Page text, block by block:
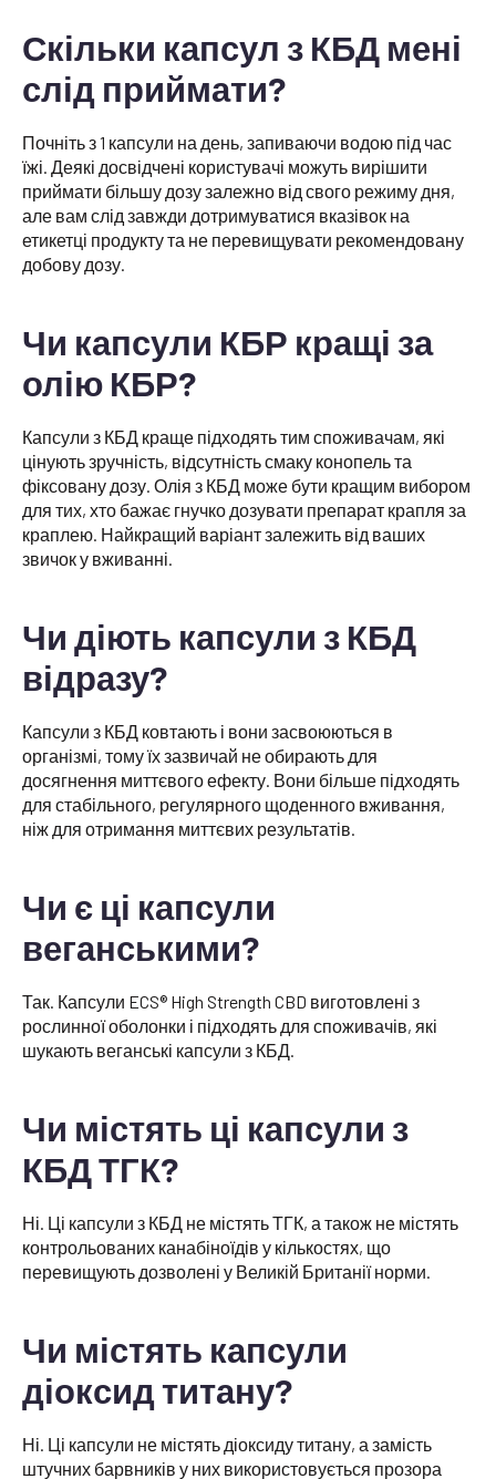
Скільки капсул з КБД мені
слід приймати?
Почніть з 1 капсули на день, запиваючи водою під час
їжі. Деякі досвідчені користувачі можуть вирішити
приймати більшу дозу залежно від свого режиму дня,
але вам слід завжди дотримуватися вказівок на
етикетці продукту та не перевищувати рекомендовану
добову дозу.
Чи капсули КБР кращі за
олію КБР?
Капсули з КБД краще підходять тим споживачам, які
цінують зручність, відсутність смаку конопель та
фіксовану дозу. Олія з КБД може бути кращим вибором
для тих, хто бажає гнучко дозувати препарат крапля за
краплею. Найкращий варіант залежить від ваших
звичок у вживанні.
Чи діють капсули з КБД
відразу?
Капсули з КБД ковтають і вони засвоюються в
організмі, тому їх зазвичай не обирають для
досягнення миттєвого ефекту. Вони більше підходять
для стабільного, регулярного щоденного вживання,
ніж для отримання миттєвих результатів.
Чи є ці капсули
веганськими?
Так. Капсули ECS® High Strength CBD виготовлені з
рослинної оболонки і підходять для споживачів, які
шукають веганські капсули з КБД.
Чи містять ці капсули з
КБД ТГК?
Ні. Ці капсули з КБД не містять ТГК, а також не містять
контрольованих канабіноїдів у кількостях, що
перевищують дозволені у Великій Британії норми.
Чи містять капсули
діоксид титану?
Ні. Ці капсули не містять діоксиду титану, а замість
штучних барвників у них використовується прозора